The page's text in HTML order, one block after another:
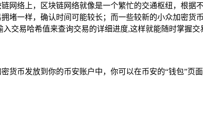
网络上，区块链网络就像是一个繁忙的交通枢纽，根
堵一样，确认时间可能较长；而一些较新的小众加密货
交易哈希值来查询交易的详细进度,这样就能随时掌握交
货币发放到你的币安账户中，你可以在币安的“钱包”页